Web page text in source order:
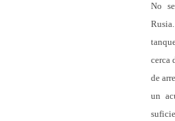
No
cerca
de
un